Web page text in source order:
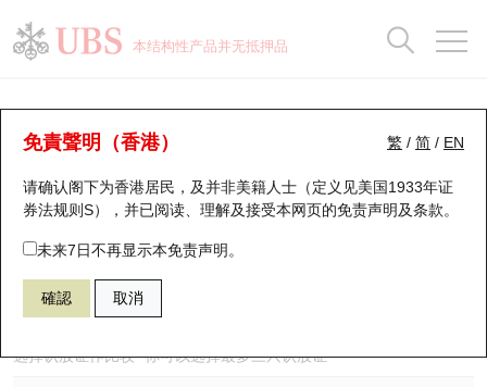
本结构性产品并无抵押品
繁 / 简 / EN
免責聲明（香港）
请确认阁下为香港居民，及并非美籍人士（定义见美国1933年证
券法规则S），并已阅读、理解及接受本网页的免责声明及条款。
未来7日不再显示本免责声明。
確認 取消
认股证分析仪
表现 街货统计 比较
13729 瑞银认沽 0005 汇丰控股
选择认股证作比较*你可以选择最多三只认股证
瑞银认股证一览
新发行瑞银认股证
即将到期认股证
认股证到期结算价查找
认股证分析仪
街货统计
比较
牛熊全景快搜
牛熊证搜寻
牛熊证街货分布图
正股牛熊证列表
新发行瑞银牛熊证
街货统计
比较
十大升幅/跌幅
十大认股证成交分布
十天股证占大市成交
资金流
街货统计
正股分析仪
二十大活跃股份
恒指成份股
国指成份股
科指成份股
持股比重
显示所有持股比重
每月轮证大市专题
轮证专栏
讲座及教育短片
认股证投资者教育
牛熊证投资者教育